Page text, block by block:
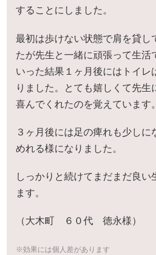
することにしました。
最初は歩けない状態で肩を貸し
たが先生と一緒に頑張って生活
いった結果１ヶ月後にはトイレ
りました。とても嬉しくて先生
喜んでくれたのを覚えています。
３ヶ月後には足の痺れも少し
めれる様になりました。
しっかりと続けてまだまだ良い
ます。
（大木町 ６０代 徳永様）
※効果には個人差があります